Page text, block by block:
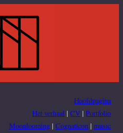
Hoofdpagina
Het verhaal |CV |Portfolio
Moonlooming |Cognaticon |music